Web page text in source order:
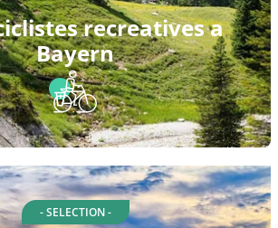
recreatives a
Bayern
- SELECTION -